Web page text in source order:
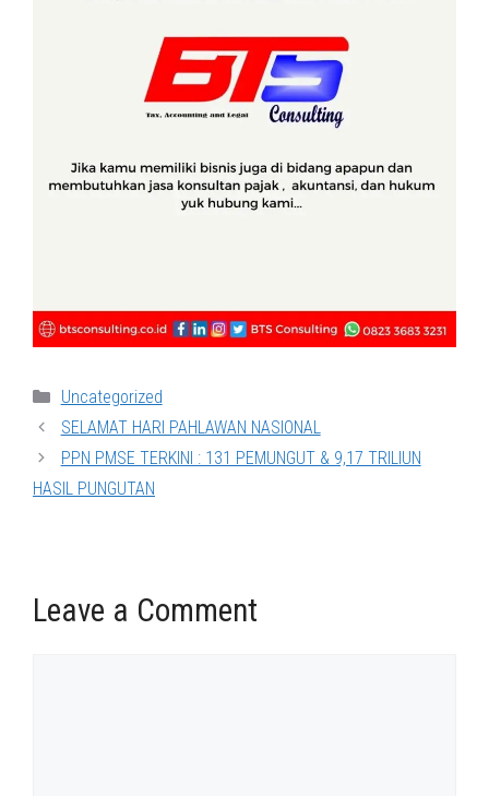
Categories
Uncategorized
SELAMAT HARI PAHLAWAN NASIONAL
PPN PMSE TERKINI : 131 PEMUNGUT & 9,17 TRILIUN
HASIL PUNGUTAN
Leave a Comment